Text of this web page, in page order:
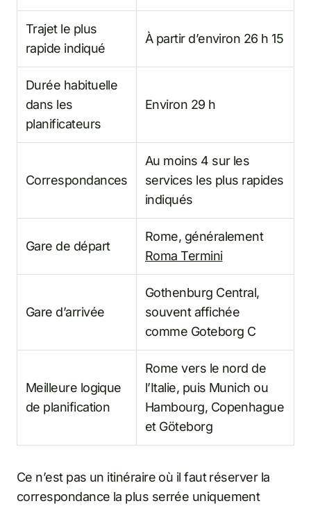
Trajet le plus
rapide indiqué
À partir d’environ 26 h 15
Durée habituelle
dans les
planificateurs
Environ 29 h
Correspondances
Au moins 4 sur les
services les plus rapides
indiqués
Gare de départ
Rome, généralement
Roma Termini
Gare d’arrivée
Gothenburg Central,
souvent affichée
comme Goteborg C
Meilleure logique
de planification
Rome vers le nord de
l’Italie, puis Munich ou
Hambourg, Copenhague
et Göteborg
Ce n’est pas un itinéraire où il faut réserver la
correspondance la plus serrée uniquement